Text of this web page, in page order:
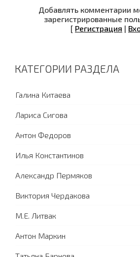
Добавлять комментарии
зарегистрированные
[ Регистрация |
КАТЕГОРИИ РАЗДЕЛА
Галина Китаева
Лариса Сигова
Антон Федоров
Илья Константинов
Александр Пермяков
Виктория Чердакова
М.Е. Литвак
Антон Маркин